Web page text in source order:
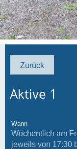
Zurück
Aktive 1
Wann
Wöchentlich am
jeweils von 17:30